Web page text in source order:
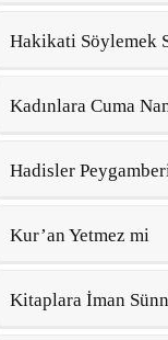
Hakikati Söylemek
Kadınlara Cuma
Hadisler
Kur’an Yetmez mi
Kitaplara İman